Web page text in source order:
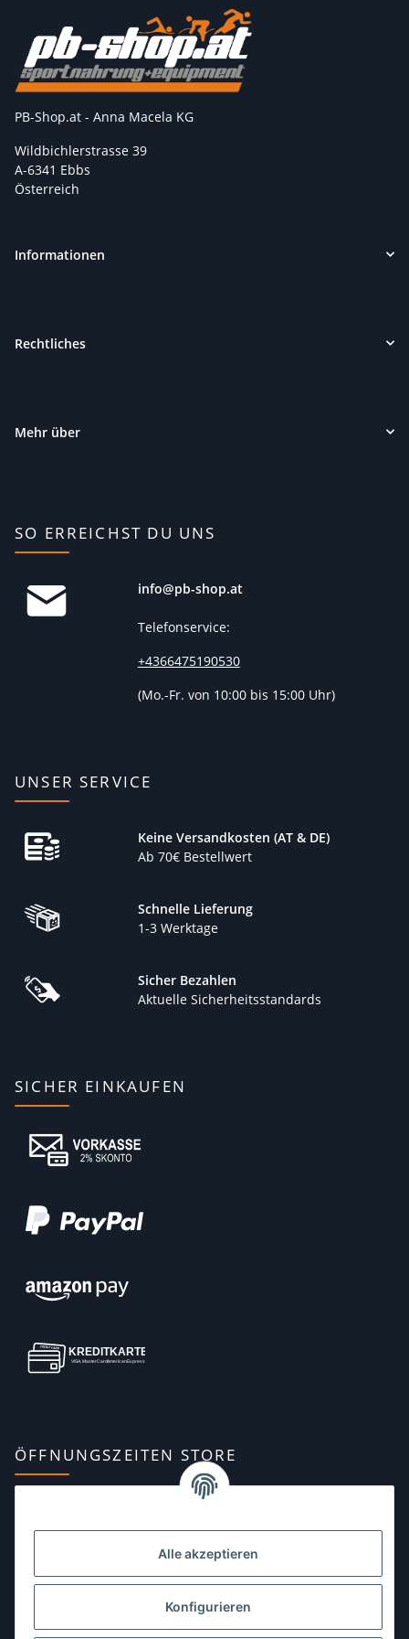
Alle akzeptieren
Konfigurieren
PB-Shop.at - Anna Macela KG
Wildbichlerstrasse 39
A-6341 Ebbs
Österreich
Informationen
Rechtliches
Mehr über
SO ERREICHST DU UNS
info@pb-shop.at
Telefonservice:
+4366475190530
(Mo.-Fr. von 10:00 bis 15:00 Uhr)
UNSER SERVICE
Keine Versandkosten (AT & DE)
Ab 70€ Bestellwert
Schnelle Lieferung
1-3 Werktage
Sicher Bezahlen
Aktuelle Sicherheitsstandards
SICHER EINKAUFEN
ÖFFNUNGSZEITEN STORE
10:00–13:00, 14:00–18:00 Uhr
Dienstag:10:00–13:00, 14:00–16:00 Uhr
10:00–13:00 Uhr